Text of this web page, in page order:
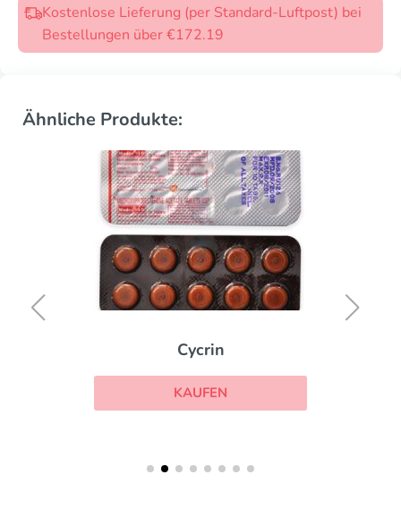
Kostenlose Lieferung (per Standard-Luftpost) bei
Bestellungen über €172.19
Ähnliche Produkte:
Cycrin
KAUFEN